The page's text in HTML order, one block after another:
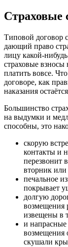
Страховые
Типовой договор
дающий право
лицу какой-
страховые взносы
платить вовсе.
договоре, как
наказания
Большинство
на выдумки и
способны, это
скорую
контакты и
перезвонит
вторник или
печальное
покрывает
долгую
возмещения
извещены в
и напрасные
возмещения
скушали